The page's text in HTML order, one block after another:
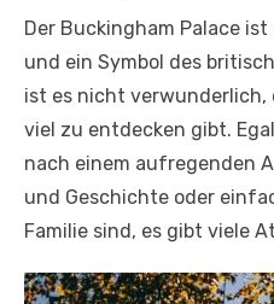
Der Buckingham Palace
und ein Symbol des
ist es nicht verwunderlich,
viel zu entdecken gibt.
nach einem aufregenden
und Geschichte oder
Familie sind, es gibt viele